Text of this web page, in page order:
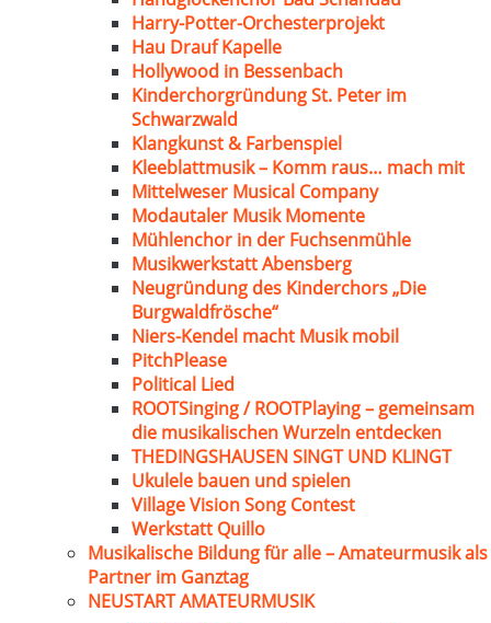
Harry-Potter-Orchesterprojekt
Hau Drauf Kapelle
Hollywood in Bessenbach
Kinderchorgründung St. Peter im
Schwarzwald
Klangkunst & Farbenspiel
Kleeblattmusik – Komm raus… mach mit
Mittelweser Musical Company
Modautaler Musik Momente
Mühlenchor in der Fuchsenmühle
Musikwerkstatt Abensberg
Neugründung des Kinderchors „Die
Burgwaldfrösche“
Niers-Kendel macht Musik mobil
PitchPlease
Political Lied
ROOTSinging / ROOTPlaying – gemeinsam
die musikalischen Wurzeln entdecken
THEDINGSHAUSEN SINGT UND KLINGT
Ukulele bauen und spielen
Village Vision Song Contest
Werkstatt Quillo
Musikalische Bildung für alle – Amateurmusik als
Partner im Ganztag
NEUSTART AMATEURMUSIK